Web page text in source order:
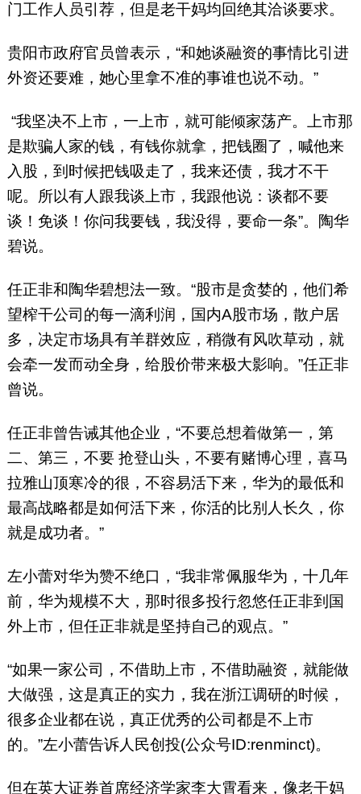
门工作人员引荐，但是老干妈均回绝其洽谈要求。
贵阳市政府官员曾表示，“和她谈融资的事情比引进
外资还要难，她心里拿不准的事谁也说不动。”
“我坚决不上市，一上市，就可能倾家荡产。上市那
是欺骗人家的钱，有钱你就拿，把钱圈了，喊他来
入股，到时候把钱吸走了，我来还债，我才不干
呢。所以有人跟我谈上市，我跟他说：谈都不要
谈！免谈！你问我要钱，我没得，要命一条”。陶华
碧说。
任正非和陶华碧想法一致。“股市是贪婪的，他们希
望榨干公司的每一滴利润，国内A股市场，散户居
多，决定市场具有羊群效应，稍微有风吹草动，就
会牵一发而动全身，给股价带来极大影响。”任正非
曾说。
任正非曾告诫其他企业，“不要总想着做第一，第
二、第三，不要 抢登山头，不要有赌博心理，喜马
拉雅山顶寒冷的很，不容易活下来，华为的最低和
最高战略都是如何活下来，你活的比别人长久，你
就是成功者。”
左小蕾对华为赞不绝口，“我非常佩服华为，十几年
前，华为规模不大，那时很多投行忽悠任正非到国
外上市，但任正非就是坚持自己的观点。”
“如果一家公司，不借助上市，不借助融资，就能做
大做强，这是真正的实力，我在浙江调研的时候，
很多企业都在说，真正优秀的公司都是不上市
的。”左小蕾告诉人民创投(公众号ID:renminct)。
但在英大证券首席经济学家李大霄看来，像老干妈